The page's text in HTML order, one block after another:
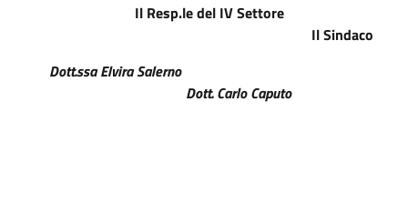
Il Resp.le del IV Settore
Il Sindaco
Dott.ssa Elvira Salerno
Dott. Carlo Caputo